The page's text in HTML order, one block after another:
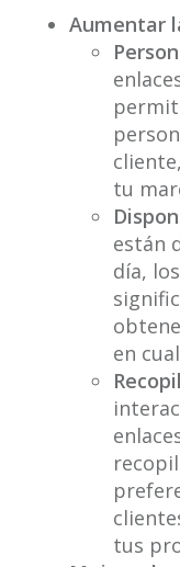
Aumentar
tu
están
día,
en
tus